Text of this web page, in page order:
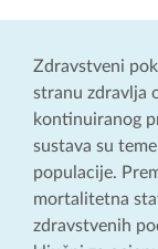
Zdravstveni
stranu zdravlja
kontinuiranog
sustava su
populacije.
mortalitetna
zdravstvenih